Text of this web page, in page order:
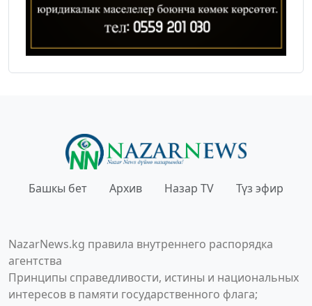
Башкы бет Архив Назар TV Түз эфир
NazarNews.kg правила внутреннего распорядка
агентства
Принципы справедливости, истины и национальных
интересов в памяти государственного флага;